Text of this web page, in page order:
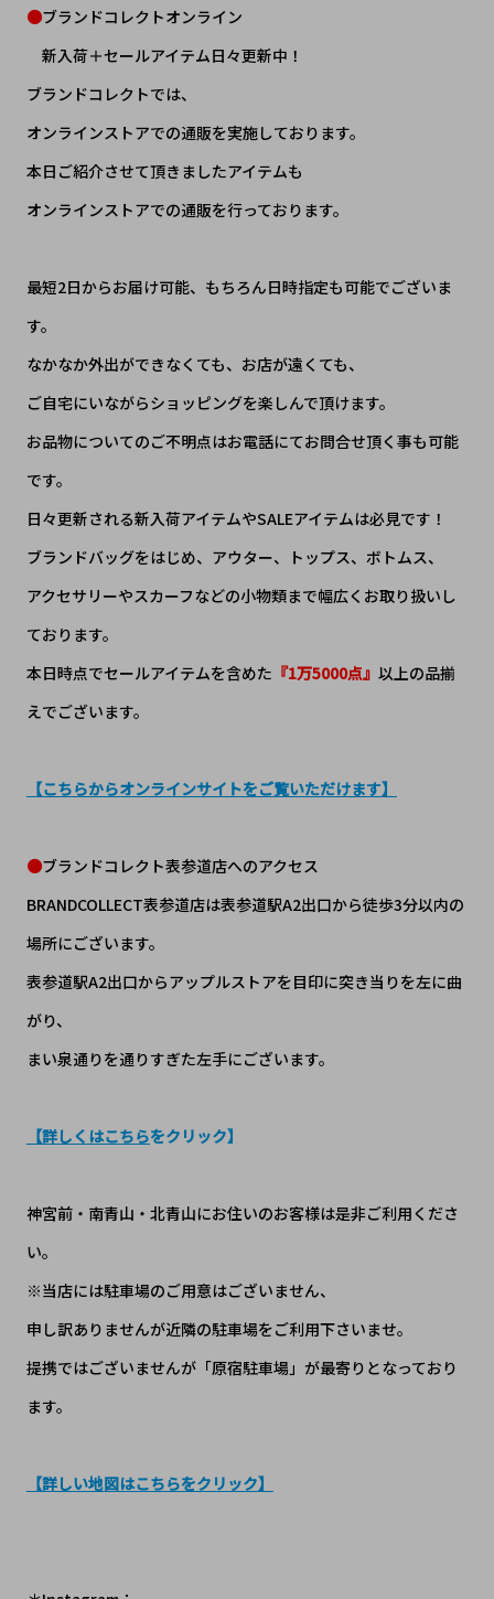
●ブランドコレクトオンライン
新入荷＋セールアイテム日々更新中！
ブランドコレクトでは、
オンラインストアでの通販を実施しております。
本日ご紹介させて頂きましたアイテムも
オンラインストアでの通販を行っております。
最短2日からお届け可能、もちろん日時指定も可能でございま
す。
なかなか外出ができなくても、お店が遠くても、
ご自宅にいながらショッピングを楽しんで頂けます。
お品物についてのご不明点はお電話にてお問合せ頂く事も可能
です。
日々更新される新入荷アイテムやSALEアイテムは必見です！
ブランドバッグをはじめ、アウター、トップス、ボトムス、
アクセサリーやスカーフなどの小物類まで幅広くお取り扱いし
ております。
本日時点でセールアイテムを含めた 『1万5000点』 以上の品揃
えでございます。
【こちらからオンラインサイトをご覧いただけます】
●ブランドコレクト表参道店へのアクセス
BRANDCOLLECT表参道店は表参道駅A2出口から徒歩3分以内の
場所にございます。
表参道駅A2出口からアップルストアを目印に突き当りを左に曲
がり、
まい泉通りを通りすぎた左手にございます。
【詳しくはこちらをクリック】
神宮前・南青山・北青山にお住いのお客様は是非ご利用くださ
い。
※当店には駐車場のご用意はございません、
申し訳ありませんが近隣の駐車場をご利用下さいませ。
提携ではございませんが「原宿駐車場」が最寄りとなっており
ます。
【詳しい地図はこちらをクリック】